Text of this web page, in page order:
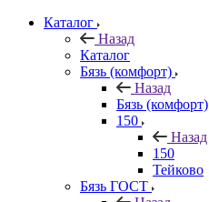
Каталог
Назад
Каталог
Бязь (комфорт)
Назад
Бязь (комфорт)
150
Назад
150
Тейково
Бязь ГОСТ